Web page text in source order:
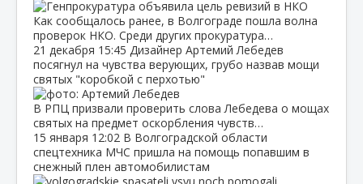
Как сообщалось ранее, в Волгограде пошла волна
проверок НКО. Среди других прокуратура…
21 декабря 15:45 Дизайнер Артемий Лебедев
посягнул на чувства верующих, грубо назвав мощи
святых "коробкой с перхотью"
В РПЦ призвали проверить слова Лебедева о мощах
святых на предмет оскорбления чувств…
15 января 12:02 В Волгоградской области
спецтехника МЧС пришла на помощь попавшим в
снежный плен автомобилистам